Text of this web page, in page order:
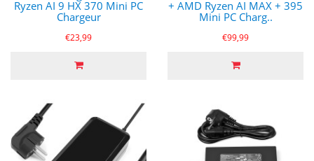
Ryzen AI 9 HX 370 Mini PC
Chargeur
€23,99
+ AMD Ryzen AI MAX + 395
Mini PC Charg..
€99,99